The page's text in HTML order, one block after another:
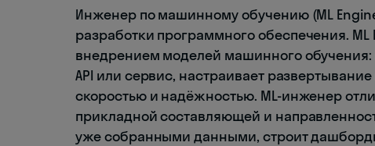
Инженер по машинному обучению (ML
разработки программного обеспечения.
внедрением моделей машинного обучения:
API или сервис, настраивает
скоростью и надёжностью. ML-инженер
прикладной составляющей и
уже собранными данными, строит